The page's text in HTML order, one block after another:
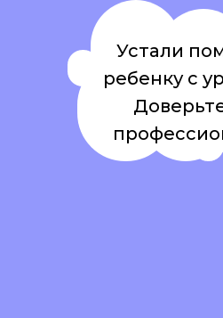
Устали
ребенку с